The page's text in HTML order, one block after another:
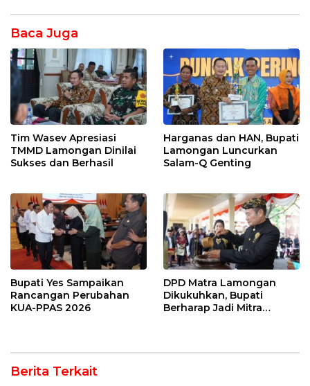
Baca Juga
Tim Wasev Apresiasi
TMMD Lamongan Dinilai
Sukses dan Berhasil
Harganas dan HAN, Bupati
Lamongan Luncurkan
Salam-Q Genting
Bupati Yes Sampaikan
Rancangan Perubahan
KUA-PPAS 2026
DPD Matra Lamongan
Dikukuhkan, Bupati
Berharap Jadi Mitra
Berita Terkait